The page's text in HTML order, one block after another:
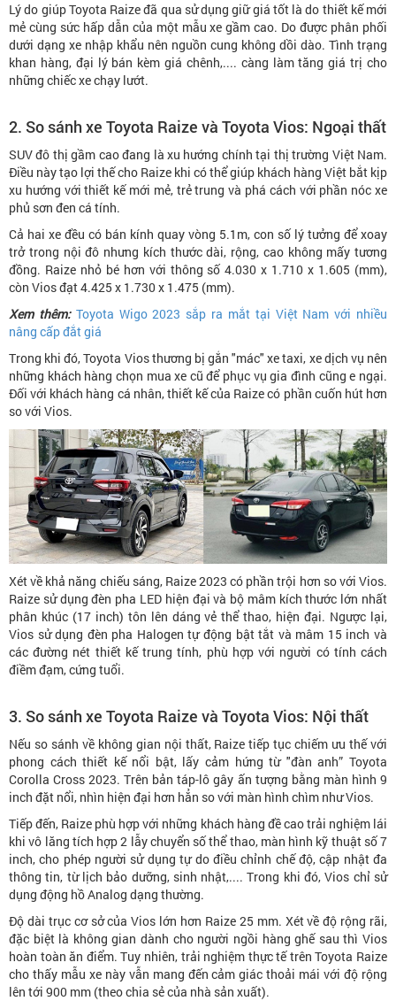
Lý do giúp Toyota Raize đã qua sử dụng giữ giá tốt là do thiết kế mới
mẻ cùng sức hấp dẫn của một mẫu xe gầm cao. Do được phân phối
dưới dạng xe nhập khẩu nên nguồn cung không dồi dào. Tình trạng
khan hàng, đại lý bán kèm giá chênh,.... càng làm tăng giá trị cho
những chiếc xe chạy lướt.
2. So sánh xe Toyota Raize và Toyota Vios: Ngoại thất
SUV đô thị gầm cao đang là xu hướng chính tại thị trường Việt Nam.
Điều này tạo lợi thế cho Raize khi có thể giúp khách hàng Việt bắt kịp
xu hướng với thiết kế mới mẻ, trẻ trung và phá cách với phần nóc xe
phủ sơn đen cá tính.
Cả hai xe đều có bán kính quay vòng 5.1m, con số lý tưởng để xoay
trở trong nội đô nhưng kích thước dài, rộng, cao không mấy tương
đồng. Raize nhỏ bé hơn với thông số 4.030 x 1.710 x 1.605 (mm),
còn Vios đạt 4.425 x 1.730 x 1.475 (mm).
Xem thêm: Toyota Wigo 2023 sắp ra mắt tại Việt Nam với nhiều
nâng cấp đắt giá
Trong khi đó, Toyota Vios thương bị gắn "mác" xe taxi, xe dịch vụ nên
những khách hàng chọn mua xe cũ để phục vụ gia đình cũng e ngại.
Đối với khách hàng cá nhân, thiết kế của Raize có phần cuốn hút hơn
so với Vios.
Xét về khả năng chiếu sáng, Raize 2023 có phần trội hơn so với Vios.
Raize sử dụng đèn pha LED hiện đại và bộ mâm kích thước lớn nhất
phân khúc (17 inch) tôn lên dáng vẻ thể thao, hiện đại. Ngược lại,
Vios sử dụng đèn pha Halogen tự động bật tắt và mâm 15 inch và
các đường nét thiết kế trung tính, phù hợp với người có tính cách
điềm đạm, cứng tuổi.
3. So sánh xe Toyota Raize và Toyota Vios: Nội thất
Nếu so sánh về không gian nội thất, Raize tiếp tục chiếm ưu thế với
phong cách thiết kế nổi bật, lấy cảm hứng từ "đàn anh” Toyota
Corolla Cross 2023. Trên bản táp-lô gây ấn tượng bằng màn hình 9
inch đặt nổi, nhìn hiện đại hơn hẳn so với màn hình chìm như Vios.
Tiếp đến, Raize phù hợp với những khách hàng đề cao trải nghiệm lái
khi vô lăng tích hợp 2 lẫy chuyển số thể thao, màn hình kỹ thuật số 7
inch, cho phép người sử dụng tự do điều chỉnh chế độ, cập nhật đa
thông tin, từ lịch bảo dưỡng, sinh nhật,.... Trong khi đó, Vios chỉ sử
dụng động hồ Analog dạng thường.
Độ dài trục cơ sở của Vios lớn hơn Raize 25 mm. Xét về độ rộng rãi,
đặc biệt là không gian dành cho người ngồi hàng ghế sau thì Vios
hoàn toàn ăn điểm. Tuy nhiên, trải nghiệm thực tế trên Toyota Raize
cho thấy mẫu xe này vẫn mang đến cảm giác thoải mái với độ rộng
lên tới 900 mm (theo chia sẻ của nhà sản xuất).